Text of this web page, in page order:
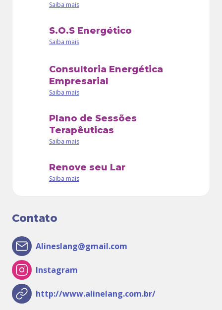
Saiba mais
S.O.S Energético
Saiba mais
Consultoria Energética
Empresarial
Saiba mais
Plano de Sessões
Terapêuticas
Saiba mais
Renove seu Lar
Saiba mais
Contato
Alineslang@gmail.com
Instagram
http://www.alinelang.com.br/